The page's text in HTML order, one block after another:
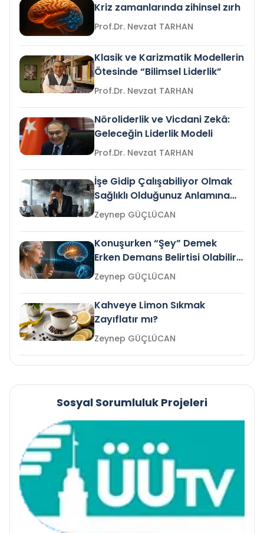
Kriz zamanlarında zihinsel zırh
Prof.Dr. Nevzat TARHAN
Klasik ve Karizmatik Modellerin
Ötesinde “Bilimsel Liderlik”
Prof.Dr. Nevzat TARHAN
Nöroliderlik ve Vicdani Zekâ:
Geleceğin Liderlik Modeli
Prof.Dr. Nevzat TARHAN
İşe Gidip Çalışabiliyor Olmak
Sağlıklı Olduğunuz Anlamına
Gelir mi?Zeynep GÜÇLÜCAN
Konuşurken “Şey” Demek
Erken Demans Belirtisi Olabilir
mi?
Zeynep GÜÇLÜCAN
Kahveye Limon Sıkmak
Zayıflatır mı?
Zeynep GÜÇLÜCAN
Sosyal Sorumluluk Projeleri